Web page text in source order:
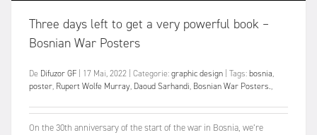
Three days left to get a very powerful book –
Bosnian War Posters
De Difuzor GF 17 Mai, 2022 Categorie:graphic design Tags:bosnia,
poster, Rupert Wolfe Murray, Daoud Sarhandi, Bosnian War Posters.,
On the 30th anniversary of the start of the war in Bosnia, we’re